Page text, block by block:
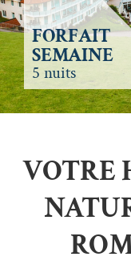
FORFAIT
SEMAINE
5 nuits
VOTRE